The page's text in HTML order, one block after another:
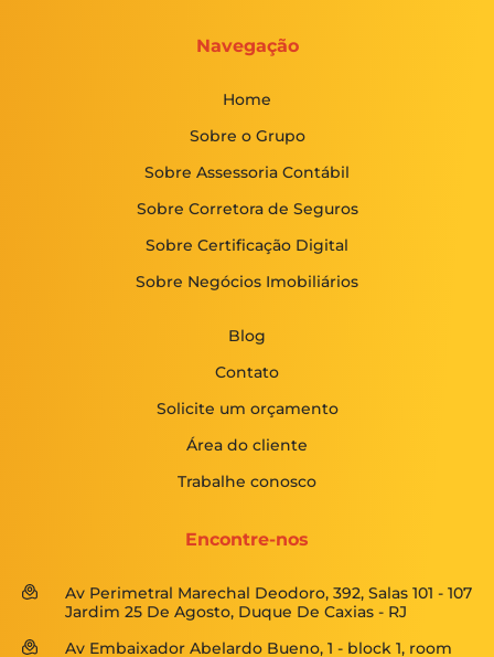
Navegação
Home
Sobre o Grupo
Sobre Assessoria Contábil
Sobre Corretora de Seguros
Sobre Certificação Digital
Sobre Negócios Imobiliários
Blog
Contato
Solicite um orçamento
Área do cliente
Trabalhe conosco
Encontre-nos
Av Perimetral Marechal Deodoro, 392, Salas 101 - 107
Jardim 25 De Agosto, Duque De Caxias - RJ
Av Embaixador Abelardo Bueno, 1 - block 1, room